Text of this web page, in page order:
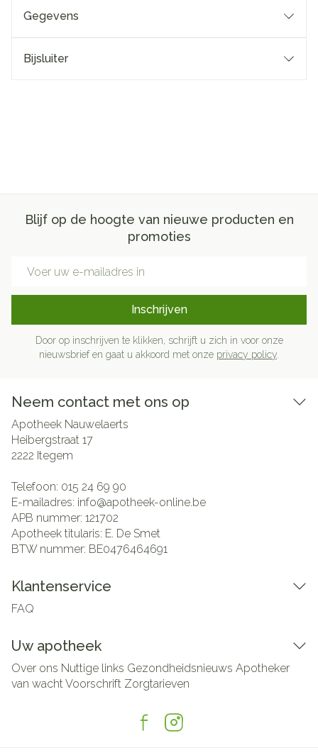
Gegevens
Bijsluiter
Blijf op de hoogte van nieuwe producten en
promoties
Inschrijven
Door op inschrijven te klikken, schrijft u zich in voor onze
nieuwsbrief en gaat u akkoord met onze privacy policy
Neem contact met ons op
Apotheek Nauwelaerts
Heibergstraat 17
2222 Itegem
Telefoon: 015 24 69 90
E-mailadres: info@apotheek-online.be
APB nummer: 121702
Apotheek titularis: E. De Smet
BTW nummer: BE0476464691
Klantenservice
FAQ
Uw apotheek
Over ons Nuttige links Gezondheidsnieuws Apotheker
van wachtVoorschrift Zorgtarieven